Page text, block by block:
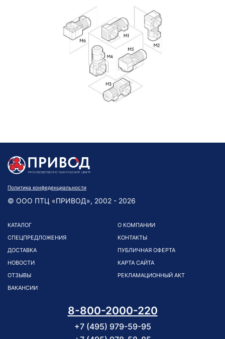
Политика конфеденциальности
© ООО ПТЦ «ПРИВОД», 2002 - 2026
КАТАЛОГ
СПЕЦПРЕДЛОЖЕНИЯ
ДОСТАВКА
НОВОСТИ
ОТЗЫВЫ
ВАКАНСИИ
О КОМПАНИИ
КОНТАКТЫ
ПУБЛИЧНАЯ ОФЕРТА
КАРТА САЙТА
РЕКЛАМАЦИОННЫЙ АКТ
8-800-2000-220
+7 (495) 979-59-95